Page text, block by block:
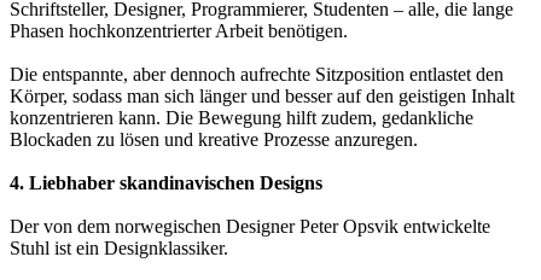
Schriftsteller, Designer, Programmierer, Studenten – alle, die lange
Phasen hochkonzentrierter Arbeit benötigen.
Die entspannte, aber dennoch aufrechte Sitzposition entlastet den
Körper, sodass man sich länger und besser auf den geistigen Inhalt
konzentrieren kann. Die Bewegung hilft zudem, gedankliche
Blockaden zu lösen und kreative Prozesse anzuregen.
4. Liebhaber skandinavischen Designs
Der von dem norwegischen Designer Peter Opsvik entwickelte
Stuhl ist ein Designklassiker.